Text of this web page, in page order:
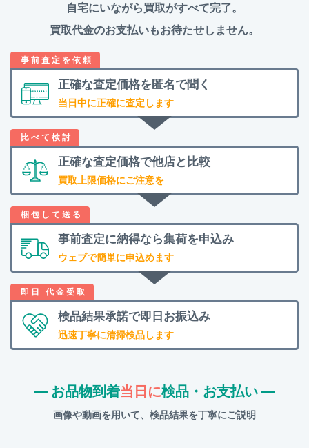
自宅にいながら買取がすべて完了。
買取代金のお支払いもお待たせしません。
正確な査定価格を 匿名で聞く
当日中に正確に査定します
正確な査定価格で他店と比較
買取上限価格にご注意を
事前査定に納得なら集荷を申込み
ウェブで簡単に申込めます
検品結果承諾で即日お振込み
迅速丁寧に清掃検品します
― お品物到着当日に検品・お支払い ―
画像や動画を用いて、検品結果を丁寧にご説明